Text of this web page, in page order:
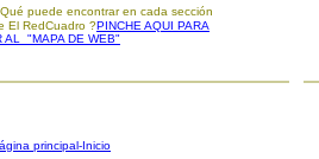
Qué puede encontrar en cada sección
El RedCuadro ?PINCHE AQUI PARA
AL "MAPA DE WEB"
principal-Inicio